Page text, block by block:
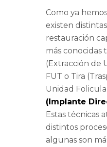
Como ya
existen
restauración
más conocidas
(Extracción de
FUT o Tira
Unidad
(Implante
Estas técnicas
distintos
algunas son